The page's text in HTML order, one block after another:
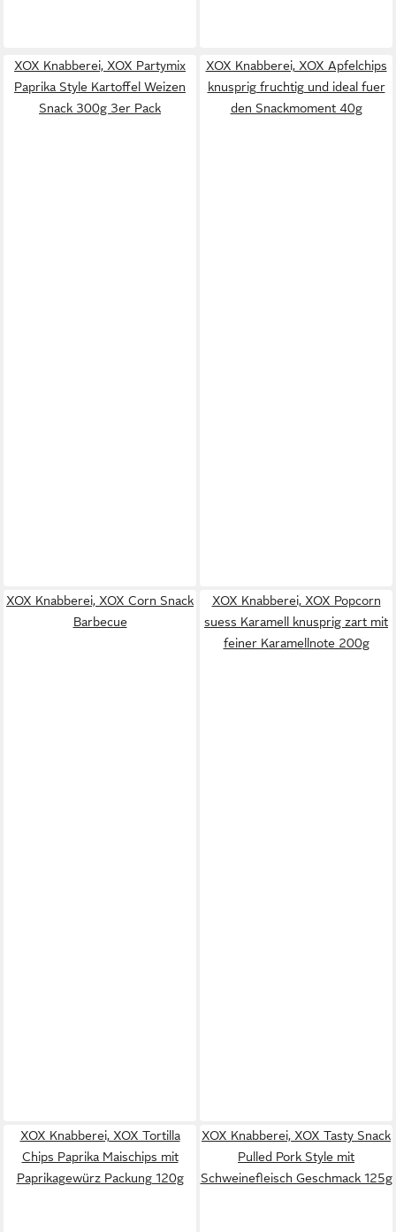
XOX Knabberei, XOX Partymix
Paprika Style Kartoffel Weizen
Snack 300g 3er Pack
XOX Knabberei, XOX Apfelchips
knusprig fruchtig und ideal fuer
den Snackmoment 40g
XOX Knabberei, XOX Corn Snack
Barbecue
XOX Knabberei, XOX Popcorn
suess Karamell knusprig zart mit
feiner Karamellnote 200g
XOX Knabberei, XOX Tortilla
Chips Paprika Maischips mit
Paprikagewürz Packung 120g
XOX Knabberei, XOX Tasty Snack
Pulled Pork Style mit
Schweinefleisch Geschmack 125g